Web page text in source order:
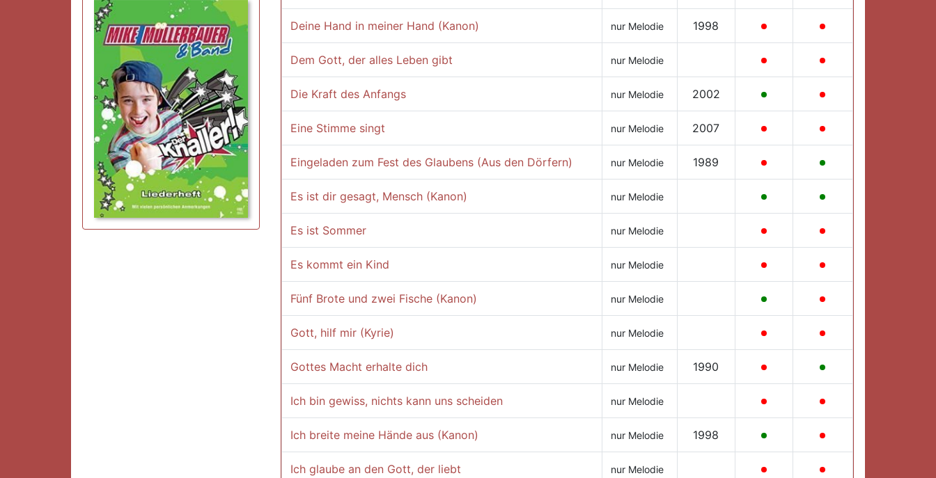
Deine Hand in meiner Hand (Kanon) nur Melodie 1998
Dem Gott, der alles Leben gibt nur Melodie
Die Kraft des Anfangs nur Melodie 2002
Eine Stimme singt nur Melodie 2007
Eingeladen zum Fest des Glaubens (Aus den Dörfern) nur Melodie 1989
Es ist dir gesagt, Mensch (Kanon) nur Melodie
Es ist Sommer nur Melodie
Es kommt ein Kind nur Melodie
Fünf Brote und zwei Fische (Kanon) nur Melodie
Gott, hilf mir (Kyrie) nur Melodie
Gottes Macht erhalte dich nur Melodie 1990
Ich bin gewiss, nichts kann uns scheiden nur Melodie
Ich breite meine Hände aus (Kanon) nur Melodie 1998
Ich glaube an den Gott, der liebt nur Melodie